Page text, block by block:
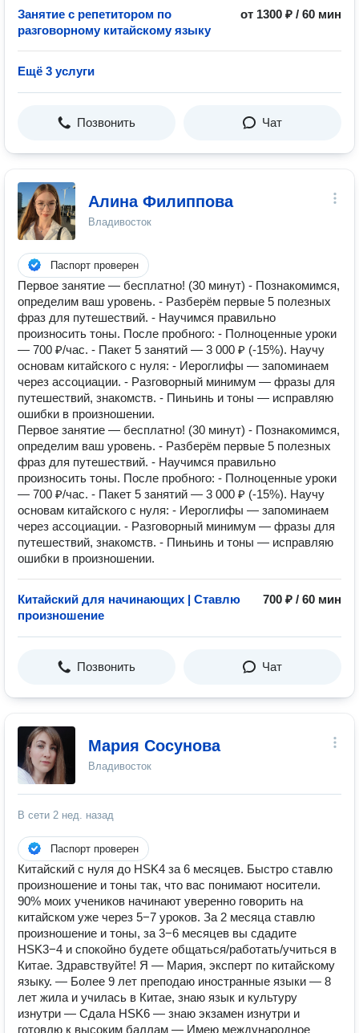
Занятие с репетитором по
разговорному китайскому языку
от 1300 ₽ / 60 мин
Ещё 3 услуги
Позвонить Чат
Алина Филиппова
Владивосток
Паспорт проверен
Первое занятие — бесплатно! (30 минут) - Познакомимся,
определим ваш уровень. - Разберём первые 5 полезных
фраз для путешествий. - Научимся правильно
произносить тоны. После пробного: - Полноценные уроки
— 700 ₽/час. - Пакет 5 занятий — 3 000 ₽ (-15%). Научу
основам китайского с нуля: - Иероглифы — запоминаем
через ассоциации. - Разговорный минимум — фразы для
путешествий, знакомств. - Пиньинь и тоны — исправляю
ошибки в произношении.
Первое занятие — бесплатно! (30 минут) - Познакомимся,
определим ваш уровень. - Разберём первые 5 полезных
фраз для путешествий. - Научимся правильно
произносить тоны. После пробного: - Полноценные уроки
— 700 ₽/час. - Пакет 5 занятий — 3 000 ₽ (-15%). Научу
основам китайского с нуля: - Иероглифы — запоминаем
через ассоциации. - Разговорный минимум — фразы для
путешествий, знакомств. - Пиньинь и тоны — исправляю
ошибки в произношении.
Китайский для начинающих | Ставлю
произношение
700 ₽ / 60 мин
Позвонить Чат
Мария Сосунова
Владивосток
В сети 2 нед. назад
Паспорт проверен
Китайский с нуля до HSK4 за 6 месяцев. Быстро ставлю
произношение и тоны так, что вас понимают носители.
90% моих учеников начинают уверенно говорить на
китайском уже через 5−7 уроков. За 2 месяца ставлю
произношение и тоны, за 3−6 месяцев вы сдадите
HSK3−4 и спокойно будете общаться/работать/учиться в
Китае. Здравствуйте! Я — Мария, эксперт по китайскому
языку. — Более 9 лет преподаю иностранные языки — 8
лет жила и училась в Китае, знаю язык и культуру
изнутри — Сдала HSK6 — знаю экзамен изнутри и
готовлю к высоким баллам — Имею международное